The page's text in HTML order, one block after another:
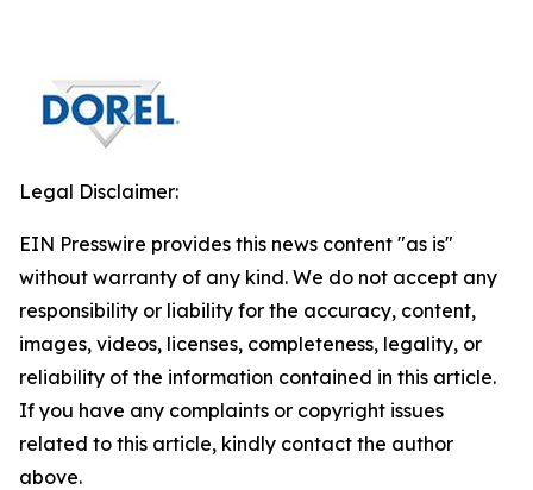
Legal Disclaimer:
EIN Presswire provides this news content "as is"
without warranty of any kind. We do not accept any
responsibility or liability for the accuracy, content,
images, videos, licenses, completeness, legality, or
reliability of the information contained in this article.
If you have any complaints or copyright issues
related to this article, kindly contact the author
above.